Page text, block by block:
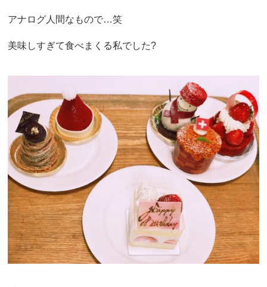
アナログ人間なもので…笑
美味しすぎて食べまくる私でした?